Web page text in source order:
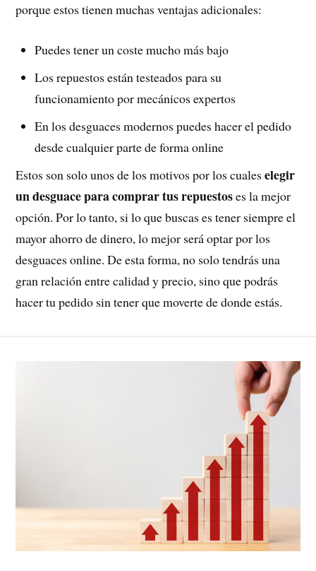
porque estos tienen muchas ventajas adicionales:
Puedes tener un coste mucho más bajo
Los repuestos están testeados para su
funcionamiento por mecánicos expertos
En los desguaces modernos puedes hacer el pedido
desde cualquier parte de forma online
Estos son solo unos de los motivos por los cualeselegir
un desguace para comprar tus repuestoses la mejor
opción. Por lo tanto, si lo que buscas es tener siempre el
mayor ahorro de dinero, lo mejor será optar por los
desguaces online. De esta forma, no solo tendrás una
gran relación entre calidad y precio, sino que podrás
hacer tu pedido sin tener que moverte de donde estás.